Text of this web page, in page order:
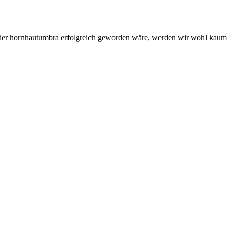
hornhautumbra erfolgreich geworden wäre, werden wir wohl kaum